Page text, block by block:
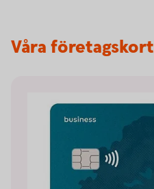
Våra företagskort